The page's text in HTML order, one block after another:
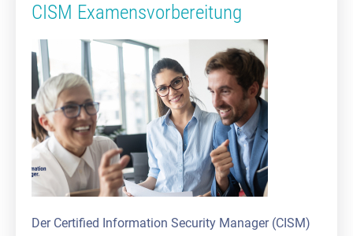
CISM Examensvorbereitung
Der Certified Information Security Manager (CISM)